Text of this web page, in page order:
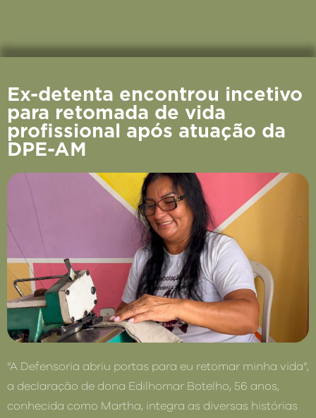
Ex-detenta encontrou incetivo
para retomada de vida
profissional após atuação da
DPE-AM
“A Defensoria abriu portas para eu retomar minha vida”,
a declaração de dona Edilhomar Botelho, 56 anos,
conhecida como Martha, integra as diversas histórias